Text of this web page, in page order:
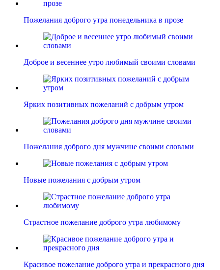
Пожелания доброго утра понедельника в прозе
Доброе и весеннее утро любимый своими словами
Ярких позитивных пожеланий с добрым утром
Пожелания доброго дня мужчине своими словами
Новые пожелания с добрым утром
Страстное пожелание доброго утра любимому
Красивое пожелание доброго утра и прекрасного дня